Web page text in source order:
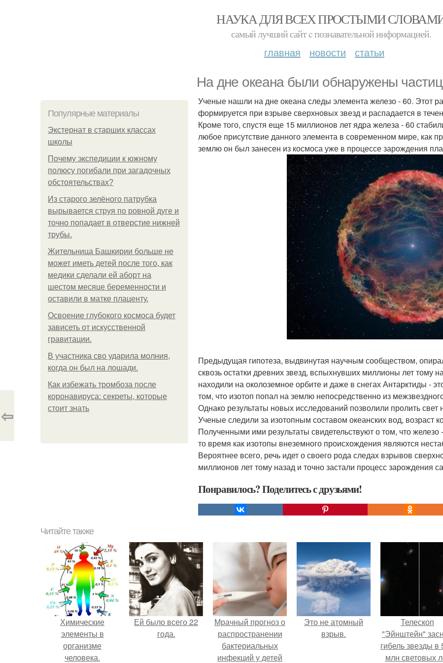
НАУКА ДЛЯ ВСЕХ ПРОСТЫМИ
самый лучший сайт c познавательной информацией.
главная новости статьи
На дне океана были обнаружены
Популярные материалы
Экстернат в старших классах
школы
Почему экспедиции к южному
полюсу погибали при загадочных
обстоятельствах?
Из старого зелёного патрубка
вырывается струя по ровной дуге и
точно попадает в отверстие нижней
трубы.
Жительница Башкирии больше не
может иметь детей после того, как
медики сделали ей аборт на
шестом месяце беременности и
оставили в матке плаценту.
Освоение глубокого космоса будет
зависеть от искусственной
гравитации.
В участника сво ударила молния,
когда он был на лошади.
Как избежать тромбоза после
коронавируса: секреты, которые
стоит знать
Ученые нашли на дне океана следы элемента железо - 60. Этот
формируется при взрыве сверхновых звезд и распадается в
Кроме того, спустя еще 15 миллионов лет ядра железа - 60
любое присутствие данного элемента в современном мире, как
землю он был занесен из космоса уже в процессе зарождения
Предыдущая гипотеза, выдвинутая научным сообществом,
сквозь остатки древних звезд, вспыхнувших миллионы лет тому
находили на околоземное орбите и даже в снегах Антарктиды -
том, что изотоп попал на землю непосредственно из
Однако результаты новых исследований позволили пролить
Ученые следили за изотопным составом океанских вод, возраст
Полученными ими результаты свидетельствуют о том, что
то время как изотопы внеземного происхождения являются
Вероятнее всего, речь идет о своего рода следах взрывов
миллионов лет тому назад и точно застали процесс зарождения
Понравилось? Поделитесь с друзьями!
⇦
Читайте также
Химические
элементы в
организме
человека.
Ей было всего 22
года.
Мрачный прогноз о
распространении
бактериальных
инфекций у детей
Это не атомный
взрыв.
Телескоп
"Эйнштейн"
гибель звезды в
млн световых